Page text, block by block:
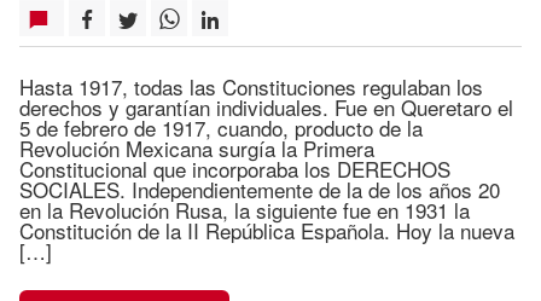
Hasta 1917, todas las Constituciones regulaban los
derechos y garantían individuales. Fue en Queretaro el
5 de febrero de 1917, cuando, producto de la
Revolución Mexicana surgía la Primera
Constitucional que incorporaba los DERECHOS
SOCIALES. Independientemente de la de los años 20
en la Revolución Rusa, la siguiente fue en 1931 la
Constitución de la II República Española. Hoy la nueva
[…]